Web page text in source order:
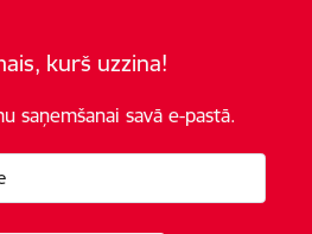
kurš uzzina!
saņemšanai savā e-pastā.